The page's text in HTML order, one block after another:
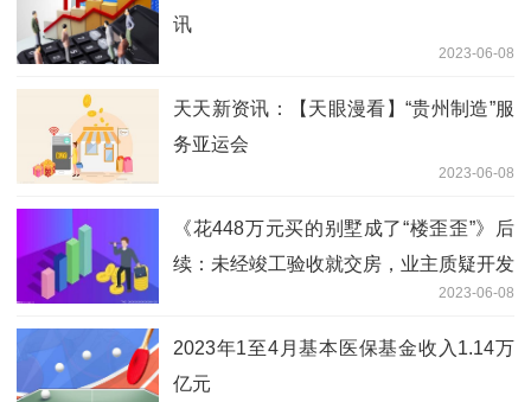
讯
2023-06-08
天天新资讯：【天眼漫看】“贵州制造”服
务亚运会
2023-06-08
《花448万元买的别墅成了“楼歪歪”》后
续：未经竣工验收就交房，业主质疑开发
2023-06-08
2023年1至4月基本医保基金收入1.14万
亿元